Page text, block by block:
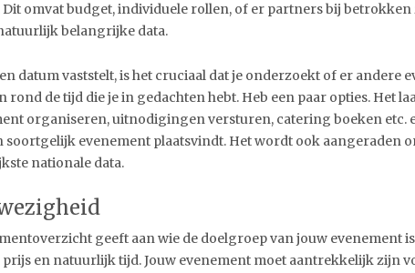
Dit omvat budget, individuele rollen, of er partners bij
belangrijke data.
datum vaststelt, is het cruciaal dat je onderzoekt of er andere
rond de tijd die je in gedachten hebt. Heb een paar opties. Het
organiseren, uitnodigingen versturen, catering boeken etc.
soortgelijk evenement plaatsvindt. Het wordt ook aangeraden
nationale data.
geeft aan wie de doelgroep van jouw evenement
prijs en natuurlijk tijd. Jouw evenement moet aantrekkelijk zijn